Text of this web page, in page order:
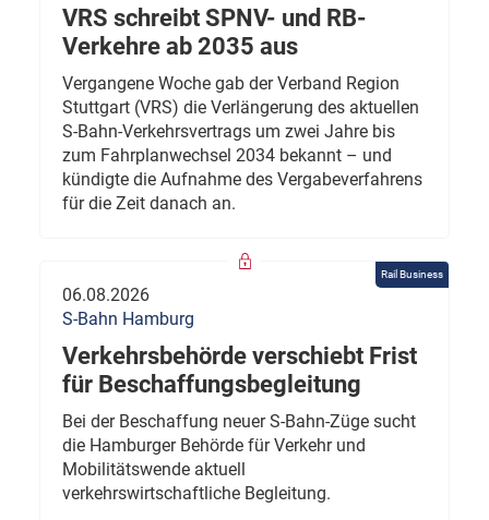
VRS schreibt SPNV- und RB-
Verkehre ab 2035 aus
Vergangene Woche gab der Verband Region
Stuttgart (VRS) die Verlängerung des aktuellen
S-Bahn-Verkehrsvertrags um zwei Jahre bis
zum Fahrplanwechsel 2034 bekannt – und
kündigte die Aufnahme des Vergabeverfahrens
für die Zeit danach an.
Rail Business
06.08.2026
S-Bahn Hamburg
Verkehrsbehörde verschiebt Frist
für Beschaffungsbegleitung
Bei der Beschaffung neuer S-Bahn-Züge sucht
die Hamburger Behörde für Verkehr und
Mobilitätswende aktuell
verkehrswirtschaftliche Begleitung.